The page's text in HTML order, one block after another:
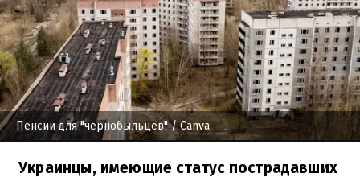
Пенсии для "чернобыльцев"/ Canva
Украинцы, имеющие статус пострадавших